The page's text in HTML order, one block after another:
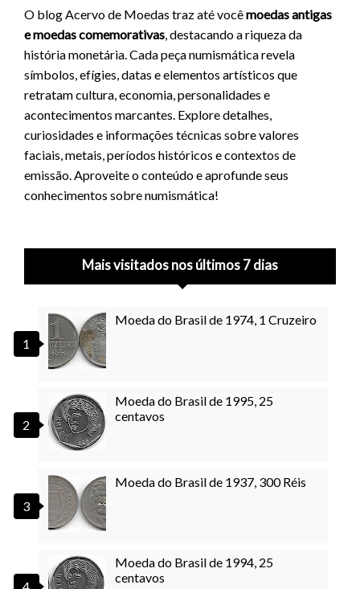
O blog Acervo de Moedas traz até vocêmoedas antigas
e moedas comemorativas, destacando a riqueza da
história monetária. Cada peça numismática revela
símbolos, efígies, datas e elementos artísticos que
retratam cultura, economia, personalidades e
acontecimentos marcantes. Explore detalhes,
curiosidades e informações técnicas sobre valores
faciais, metais, períodos históricos e contextos de
emissão. Aproveite o conteúdo e aprofunde seus
conhecimentos sobre numismática!
Mais visitados nos últimos 7 dias
Moeda do Brasil de 1974, 1 Cruzeiro
Moeda do Brasil de 1995, 25
centavos
Moeda do Brasil de 1937, 300 Réis
Moeda do Brasil de 1994, 25
centavos